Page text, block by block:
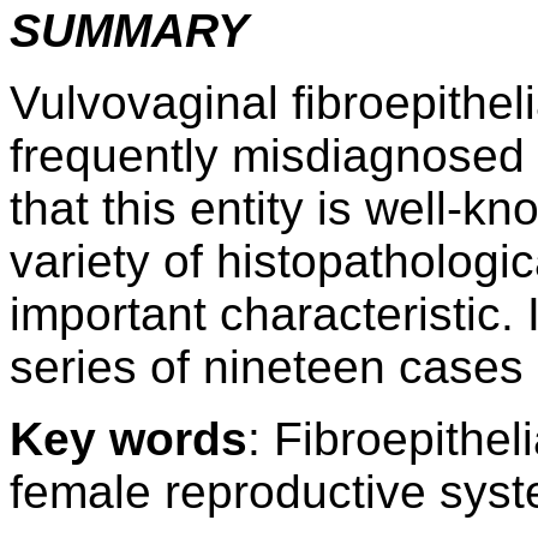
SUMMARY
Vulvovaginal
frequently
that this entity is well-
variety of
important characteristic.
series of nineteen
Key words:
female reproductive